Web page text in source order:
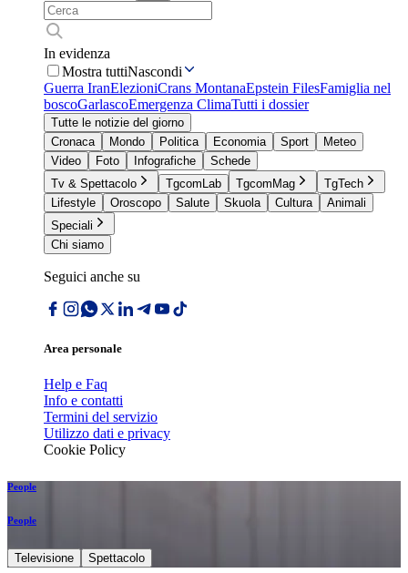
In evidenza
Mostra tuttiNascondi
Guerra IranElezioniCrans MontanaEpstein FilesFamiglia nel
boscoGarlascoEmergenza ClimaTutti i dossier
Tutte le notizie del giorno
Cronaca
Mondo Politica Economia Sport
Meteo
Video
Foto Infografiche
Schede
Tv & Spettacolo
TgcomLab TgcomMag
TgTech
Lifestyle
Oroscopo Salute Skuola Cultura
Animali
Speciali
Chi siamo
Seguici anche su
Area personale
Help e Faq
Info e contatti
Termini del servizio
Utilizzo dati e privacy
Cookie Policy
People
People
Televisione Spettacolo